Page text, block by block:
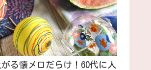
る懐メロだらけ！60代に人